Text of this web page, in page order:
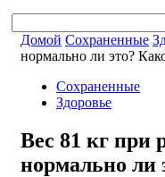
Домой Сохраненные
нормально ли это?
Сохраненные
Здоровье
Вес 81 кг при
нормально